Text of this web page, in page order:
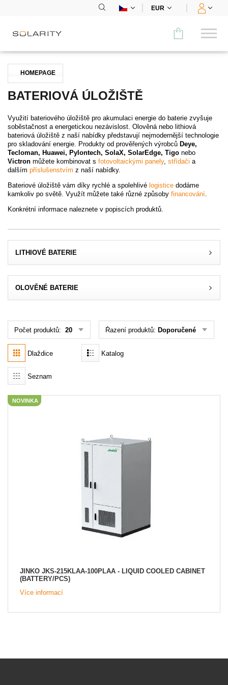
EUR
KATEGORIE
Střídače
Bateriová úložiště
Nabíjecí stanice
Montážní systémy
Příslušenství
Akce
KONTAKTY
Menu
Přihlášení
Registrace
Zapomenuté heslo
HOMEPAGE
BATERIOVÁ ÚLOŽIŠTĚ
Využití bateriového úložiště pro akumulaci energie do baterie zvyšuje
soběstačnost a energetickou nezávislost. Olověná nebo lithiová
bateriová úložiště z naší nabídky představují nejmodernější technologie
pro skladování energie. Produkty od prověřených výrobců Deye,
Tecloman, Huawei, Pylontech, SolaX, SolarEdge, Tigo nebo
Victron můžete kombinovat s fotovoltaickými panely, střídači a
dalším příslušenstvím z naší nabídky.
Bateriové úložiště vám díky rychlé a spolehlivé logistice dodáme
kamkoliv po světě. Využít můžete také různé způsoby financování.
Konkrétní informace naleznete v popiscích produktů.
LITHIOVÉ BATERIE
OLOVĚNÉ BATERIE
Počet produktů: 20 Řazení produktů: Doporučené
Dlaždice Katalog
Seznam
NOVINKA
JINKO JKS-215KLAA-100PLAA - LIQUID COOLED CABINET
(BATTERY/PCS)
Více informací